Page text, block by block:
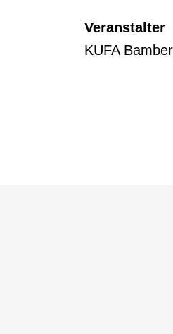
Veranstalter
KUFA